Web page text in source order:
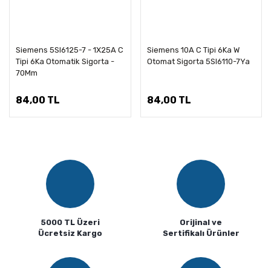
Siemens 5Sl6125-7 - 1X25A C
Tipi 6Ka Otomatik Sigorta -
70Mm
84,00 TL
Siemens 10A C Tipi 6Ka W
Otomat Sigorta 5Sl6110-7Ya
84,00 TL
5000 TL Üzeri
Ücretsiz Kargo
Orijinal ve
Sertifikalı Ürünler